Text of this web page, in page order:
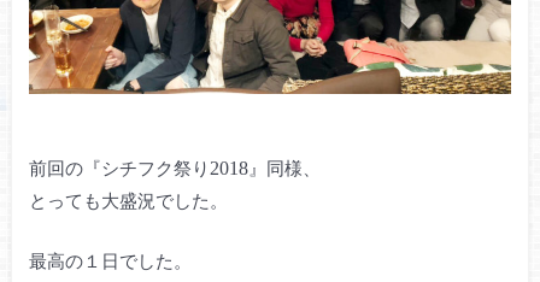
前回の『シチフク祭り 2018』同様、
とっても大盛況でした。
最高の１日でした。